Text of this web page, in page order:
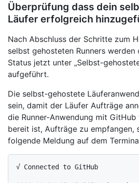
Überprüfung dass dein
Läufer erfolgreich
Nach Abschluss der Schritte zum
selbst gehosteten Runners werden
Status jetzt unter „Selbst-
aufgeführt.
Die selbst-gehostete
sein, damit der Läufer Aufträge
die Runner-Anwendung mit GitHub
bereit ist, Aufträge zu empfangen,
folgende Meldung auf dem
√ Connected to GitHub